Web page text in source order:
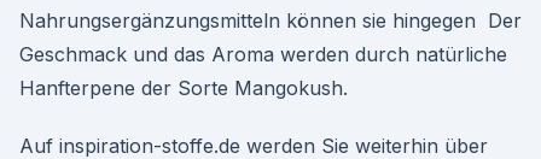
Nahrungsergänzungsmitteln können sie hingegen Der
Geschmack und das Aroma werden durch natürliche
Hanfterpene der Sorte Mangokush.
Auf inspiration-stoffe.de werden Sie weiterhin über